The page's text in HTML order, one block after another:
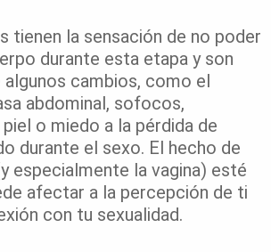
tienen la sensación de no poder
durante esta etapa y son
cambios, como el
abdominal, sofocos,
o miedo a la pérdida de
durante el sexo. El hecho de
especialmente la vagina) esté
afectar a la percepción de ti
con tu sexualidad.